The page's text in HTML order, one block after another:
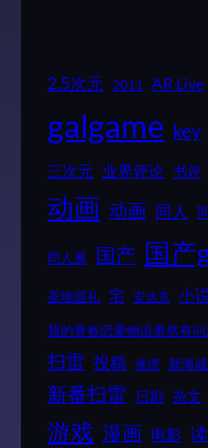
2.5次元 2011 AR Live
galgame key
三次元 业界评论 书评
动画 动画 同人
同人展 国产 国产
圣地巡礼 宅 安达充 小
我的青春恋爱物语果然有问
扫雷 投稿 推理 新海诚
新番扫雷 日剧 杂文
游戏 漫画 电影